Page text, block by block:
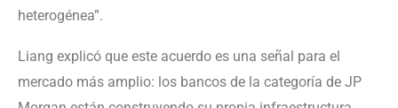
heterogénea”.
Liang explicó que este acuerdo es una señal para el
mercado más amplio: los bancos de la categoría de JP